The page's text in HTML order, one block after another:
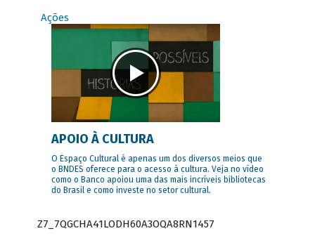
Ações
APOIO À CULTURA
O Espaço Cultural é apenas um dos diversos meios que
o BNDES oferece para o acesso à cultura. Veja no vídeo
como o Banco apoiou uma das mais incríveis bibliotecas
do Brasil e como investe no setor cultural.
Z7_7QGCHA41LODH60A3OQA8RN1457